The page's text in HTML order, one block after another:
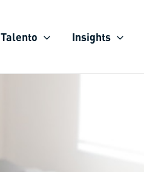
Talento Insights